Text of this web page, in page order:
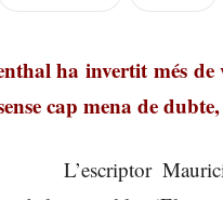
ha invertit més
cap mena de
L’escriptor